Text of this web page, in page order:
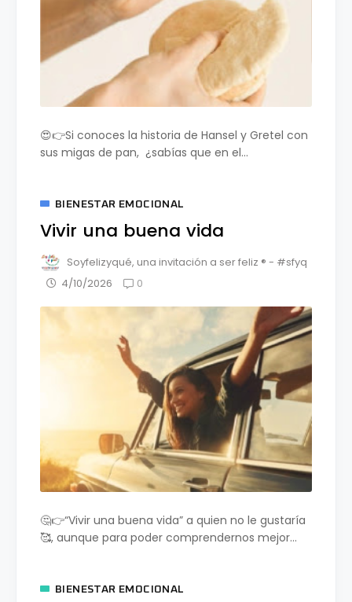
😍👉Si conoces la historia de Hansel y Gretel con
sus migas de pan, ¿sabías que en el...
BIENESTAR EMOCIONAL
Vivir una buena vida
Soyfelizyqué, una invitación a ser feliz ® - #sfyq
4/10/2026
0
🤔👉“Vivir una buena vida” a quien no le gustaría
🥰, aunque para poder comprendernos mejor...
BIENESTAR EMOCIONAL